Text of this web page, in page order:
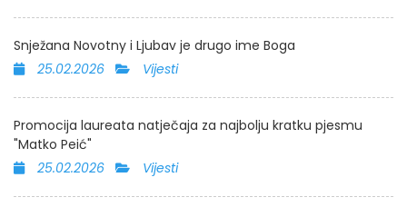
Snježana Novotny i Ljubav je drugo ime Boga
25.02.2026
Vijesti
Promocija laureata natječaja za najbolju kratku pjesmu
"Matko Peić"
25.02.2026
Vijesti